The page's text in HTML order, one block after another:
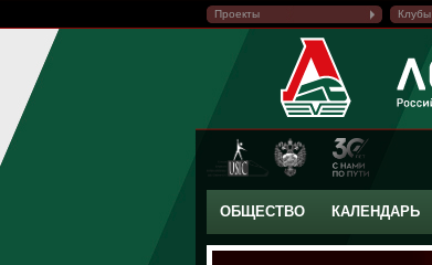
Проекты Клубы
ОБЩЕСТВО КАЛЕНДАРЬ